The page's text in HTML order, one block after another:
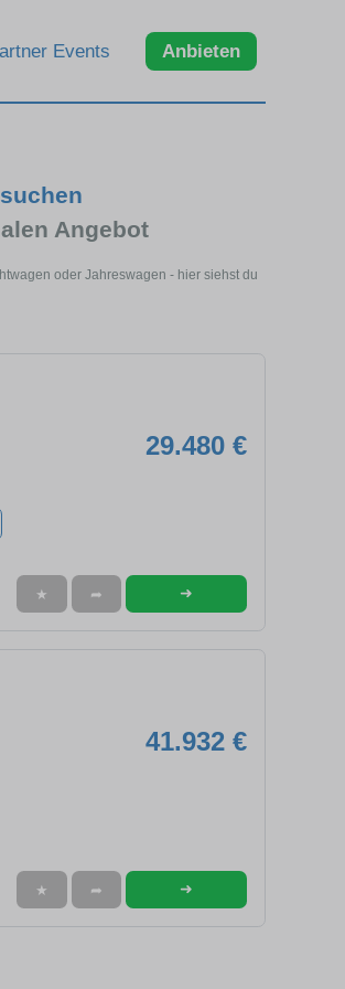
Events Anbieten
Angebot
oder Jahreswagen - hier siehst du
29.480 €
★ ➦ ➜
41.932 €
★ ➦ ➜